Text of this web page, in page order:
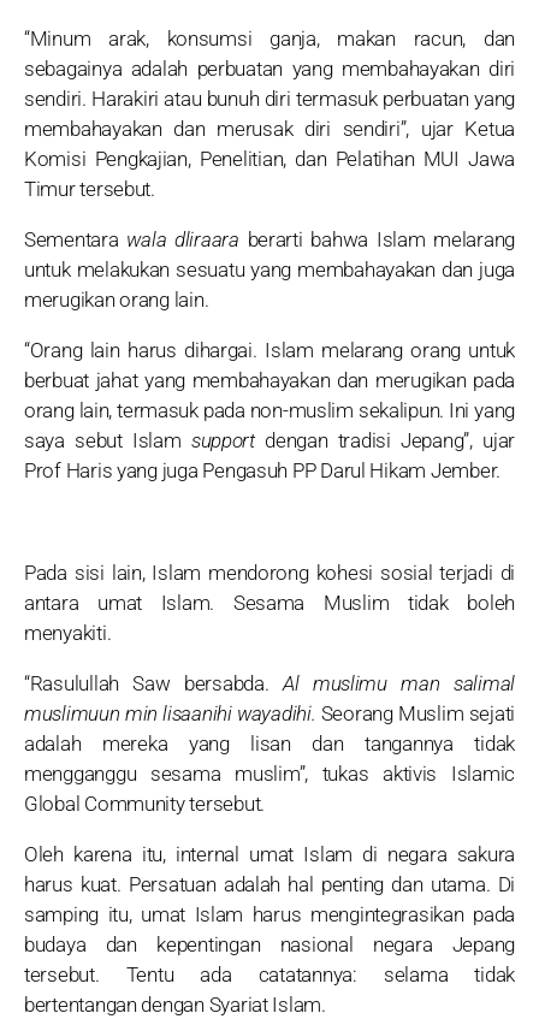
“Minum arak, konsumsi ganja, makan racun, dan
sebagainya adalah perbuatan yang membahayakan diri
sendiri. Harakiri atau bunuh diri termasuk perbuatan yang
membahayakan dan merusak diri sendiri”, ujar Ketua
Komisi Pengkajian, Penelitian, dan Pelatihan MUI Jawa
Timur tersebut.
Sementara wala dliraara berarti bahwa Islam melarang
untuk melakukan sesuatu yang membahayakan dan juga
merugikan orang lain.
“Orang lain harus dihargai. Islam melarang orang untuk
berbuat jahat yang membahayakan dan merugikan pada
orang lain, termasuk pada non-muslim sekalipun. Ini yang
saya sebut Islam supportdengan tradisi Jepang”, ujar
Prof Haris yang juga Pengasuh PP Darul Hikam Jember.
Pada sisi lain, Islam mendorong kohesi sosial terjadi di
antara umat Islam. Sesama Muslim tidak boleh
menyakiti.
“Rasulullah Saw bersabda.Al muslimu man salimal
muslimuun min lisaanihi wayadihi. Seorang Muslim sejati
adalah mereka yang lisan dan tangannya tidak
mengganggu sesama muslim”, tukas aktivis Islamic
Global Community tersebut.
Oleh karena itu, internal umat Islam di negara sakura
harus kuat. Persatuan adalah hal penting dan utama. Di
samping itu, umat Islam harus mengintegrasikan pada
budaya dan kepentingan nasional negara Jepang
tersebut. Tentu ada catatannya: selama tidak
bertentangan dengan Syariat Islam.